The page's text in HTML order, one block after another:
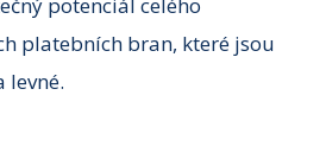
potenciál celého
platebních bran, které jsou
levné.